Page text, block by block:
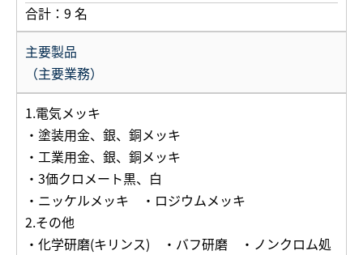
合計：9 名
主要製品
（主要業務）
1.電気メッキ
・塗装用金、銀、銅メッキ
・工業用金、銀、銅メッキ
・3価クロメート黒、白
・ニッケルメッキ ・ロジウムメッキ
2.その他
・化学研磨(キリンス) ・バフ研磨 ・ノンクロム処